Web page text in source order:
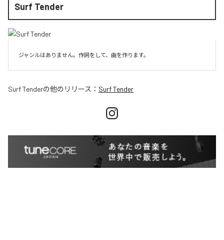
Surf Tender
ジャンルはありません。作詞をして、曲を作ります。
Surf Tenderの他のリリース： Surf Tender